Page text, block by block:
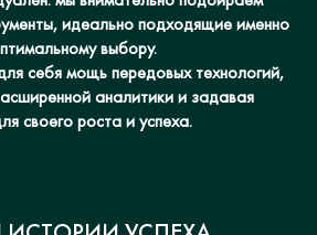
идеально подходящие именно
выбору.
себя мощь передовых технологий,
аналитики и задавая
своего роста и успеха.